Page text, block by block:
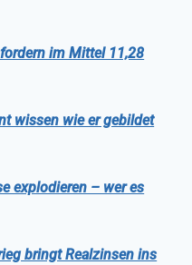
im Mittel 11,28
wissen wie er gebildet
explodieren – wer es
bringt Realzinsen ins